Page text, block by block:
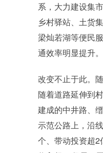
系，大力建设集
乡村驿站、土货
梁灿若湖等便民
通效率明显提升。
改变不止于此。
随着道路延伸到
建成的中井路、
示范公路上，沿
个、带动投资超